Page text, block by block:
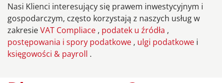
Nasi Klienci interesujący się prawem inwestycyjnym i
gospodarczym, często korzystają z naszych usług w
zakresieVAT Compliace , podatek u źródła ,
postępowania i spory podatkowe , ulgi podatkowe i
księgowości & payroll .